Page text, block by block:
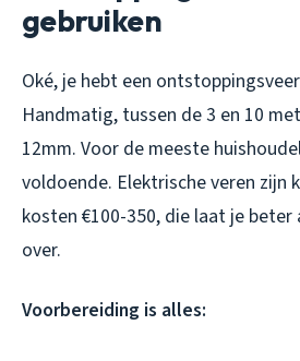
gebruiken
Oké, je hebt een
Handmatig, tussen de 3 en 10
12mm. Voor de meeste
voldoende. Elektrische veren zijn
kosten €100-350, die laat je beter
over.
Voorbereiding is alles: